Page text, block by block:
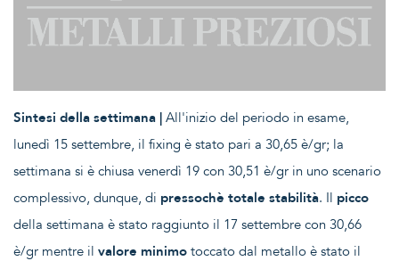
Sintesi della settimana | All'inizio del periodo in esame,
lunedì 15 settembre, il fixing è stato pari a 30,65 è/gr; la
settimana si è chiusa venerdì 19 con 30,51 è/gr in uno scenario
complessivo, dunque, di pressochè totale stabilità. Il picco
della settimana è stato raggiunto il 17 settembre con 30,66
è/gr mentre il valore minimo toccato dal metallo è stato il